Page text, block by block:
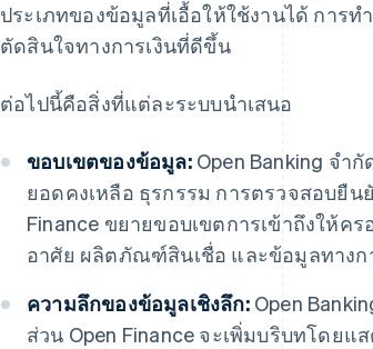
ประเภทของข้อมูลที่เอื้อให้ใช้งานได้ การ
ตัดสินใจทางการเงินที่ดีขึ้น
ต่อไปนี้คือสิ่งที่แต่ละระบบนำเสนอ
ขอบเขตของข้อมูล:Open Banking จำ
ยอดคงเหลือ ธุรกรรม การตรวจสอบยื
Finance ขยายขอบเขตการเข้าถึงให้ค
อาศัย ผลิตภัณฑ์สินเชื่อ และข้อมูลทางก
ความลึกของข้อมูลเชิงลึก:Open
ส่วน Open Finance จะเพิ่มบริบทโดย